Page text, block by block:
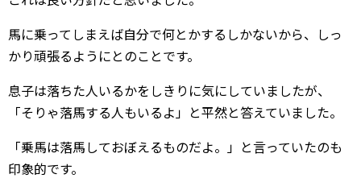
馬に乗ってしまえば自分で何とかするしかないから、しっ
かり頑張るようにとのことです。
息子は落ちた人いるかをしきりに気にしていましたが、
「そりゃ落馬する人もいるよ」と平然と答えていました。
「乗馬は落馬しておぼえるものだよ。」と言っていたのも
印象的です。